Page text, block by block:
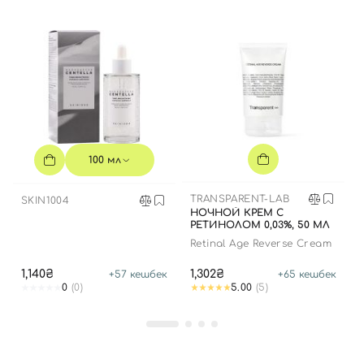
100 мл
SKIN1004
1,140₴ +57 кешбек
0 (0)
TRANSPARENT-LAB
НОЧНОЙ КРЕМ С
РЕТИНОЛОМ 0,03%, 50 МЛ
Retinal Age Reverse Cream
1,302₴ +65 кешбек
5.00 (5)
Вход Регистрация
Отправляя форму для авторизации/регистрации, вы